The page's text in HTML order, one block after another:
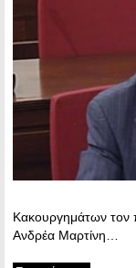
Κακουργημάτων τον
Ανδρέα Μαρτίνη…